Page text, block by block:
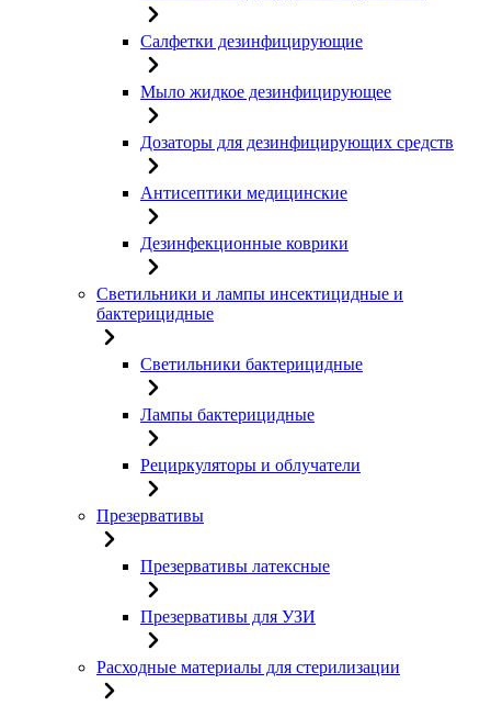
Салфетки дезинфицирующие
Мыло жидкое дезинфицирующее
Дозаторы для дезинфицирующих средств
Антисептики медицинские
Дезинфекционные коврики
Светильники и лампы инсектицидные и
бактерицидные
Светильники бактерицидные
Лампы бактерицидные
Рециркуляторы и облучатели
Презервативы
Презервативы латексные
Презервативы для УЗИ
Расходные материалы для стерилизации